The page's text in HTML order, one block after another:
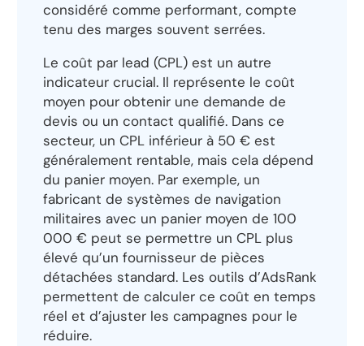
considéré comme performant, compte
tenu des marges souvent serrées.
Le coût par lead (CPL) est un autre
indicateur crucial. Il représente le coût
moyen pour obtenir une demande de
devis ou un contact qualifié. Dans ce
secteur, un CPL inférieur à 50 € est
généralement rentable, mais cela dépend
du panier moyen. Par exemple, un
fabricant de systèmes de navigation
militaires avec un panier moyen de 100
000 € peut se permettre un CPL plus
élevé qu’un fournisseur de pièces
détachées standard. Les outils d’AdsRank
permettent de calculer ce coût en temps
réel et d’ajuster les campagnes pour le
réduire.